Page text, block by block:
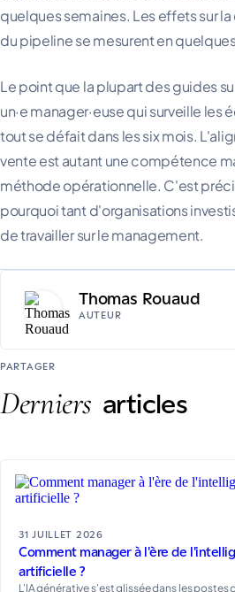
quelques semaines. Les effets sur
du pipeline se mesurent en
Le point que la plupart des guides
un·e manager·euse qui surveille les
tout se défait dans les six mois.
vente est autant une compétence
méthode opérationnelle. C'est
pourquoi tant d'organisations
de travailler sur le management.
Thomas Rouaud
AUTEUR
PARTAGER
Derniers articles
31 JUILLET 2026
Comment manager à l'ère de
artificielle ?
L'IA générative s'est glissée dans les postes